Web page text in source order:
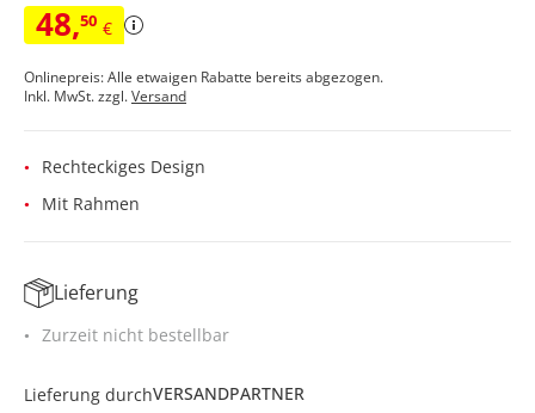
48,50 €
Onlinepreis: Alle etwaigen Rabatte bereits abgezogen.
Inkl. MwSt. zzgl.Versand
Rechteckiges Design
Mit Rahmen
Lieferung
Zurzeit nicht bestellbar
Lieferung durchVERSANDPARTNER